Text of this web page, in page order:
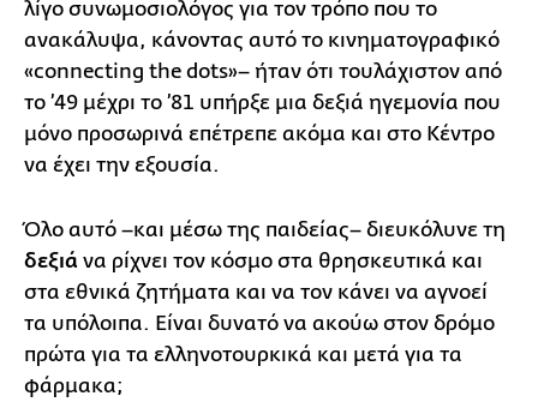
λίγο συνωμοσιολόγος για τον τρόπο που το
ανακάλυψα, κάνοντας αυτό το κινηματογραφικό
«connecting the dots»– ήταν ότι τουλάχιστον από
το ’49 μέχρι το ’81 υπήρξε μια δεξιά ηγεμονία που
μόνο προσωρινά επέτρεπε ακόμα και στο Κέντρο
να έχει την εξουσία.
Όλο αυτό –και μέσω της παιδείας– διευκόλυνε τη
δεξιά να ρίχνει τον κόσμο στα θρησκευτικά και
στα εθνικά ζητήματα και να τον κάνει να αγνοεί
τα υπόλοιπα. Είναι δυνατό να ακούω στον δρόμο
πρώτα για τα ελληνοτουρκικά και μετά για τα
φάρμακα;